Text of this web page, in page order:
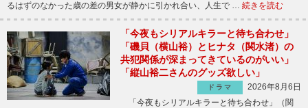
るはずのなかった歳の差の男女が静かに引かれ合い、人生で … 続きを読む
「今夜もシリアルキラーと待ち合わせ」
「磯貝（横山裕）とヒナタ（関水渚）の
共犯関係が深まってきているのがいい」
「縦山裕二さんのグッズ欲しい」
ドラマ
2026年8月6日
「今夜もシリアルキラーと待ち合わせ」（関